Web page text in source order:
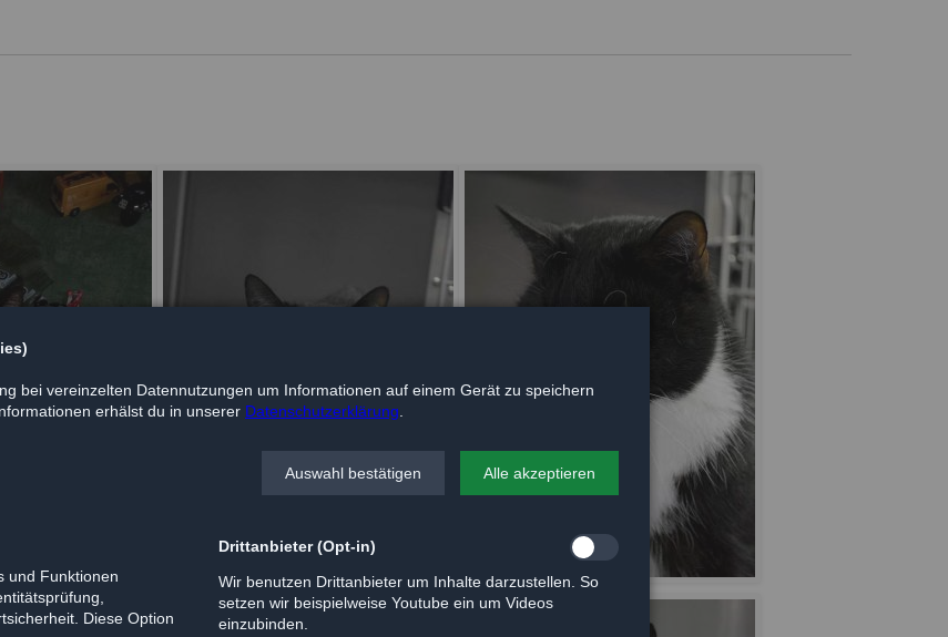
bei vereinzelten Datennutzungen um Informationen auf einem Gerät zu speichern
erhälst du in unserer Datenschutzerklärung
Auswahl bestätigen Alle akzeptieren
und Funktionen
Diese Option
Drittanbieter (Opt-in)
Wir benutzen Drittanbieter um Inhalte darzustellen. So
setzen wir beispielweise Youtube ein um Videos
einzubinden.